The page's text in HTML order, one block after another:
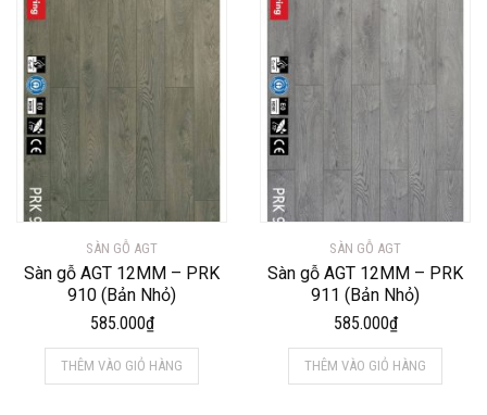
SÀN GỖ AGT
Sàn gỗ AGT 12MM – PRK
910 (Bản Nhỏ)
585.000₫
THÊM VÀO GIỎ HÀNG
SÀN GỖ AGT
Sàn gỗ AGT 12MM – PRK
911 (Bản Nhỏ)
585.000₫
THÊM VÀO GIỎ HÀNG